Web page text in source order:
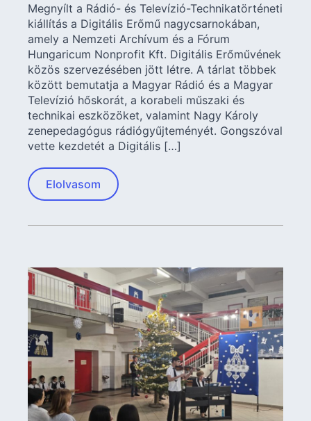
Megnyílt a Rádió- és Televízió-Technikatörténeti
kiállítás a Digitális Erőmű nagycsarnokában,
amely a Nemzeti Archívum és a Fórum
Hungaricum Nonprofit Kft. Digitális Erőművének
közös szervezésében jött létre. A tárlat többek
között bemutatja a Magyar Rádió és a Magyar
Televízió hőskorát, a korabeli műszaki és
technikai eszközöket, valamint Nagy Károly
zenepedagógus rádiógyűjteményét. Gongszóval
vette kezdetét a Digitális […]
Elolvasom